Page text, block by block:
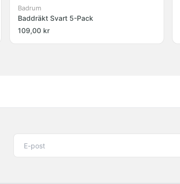
Badrum
Baddräkt Svart 5-Pack
109,00 kr